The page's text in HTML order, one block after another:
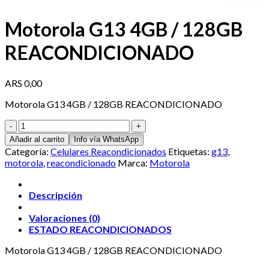
Motorola G13 4GB / 128GB
REACONDICIONADO
ARS 0,00
Motorola G13 4GB / 128GB REACONDICIONADO
Motorola
G13
4GB
/
128GB
REACONDICIONADO
cantidad
Añadir al carrito Info vía WhatsApp
Categoría: Celulares Reacondicionados Etiquetas: g13,
motorola,reacondicionado Marca: Motorola
Descripción
Valoraciones (0)
ESTADO REACONDICIONADOS
Motorola G13 4GB / 128GB REACONDICIONADO